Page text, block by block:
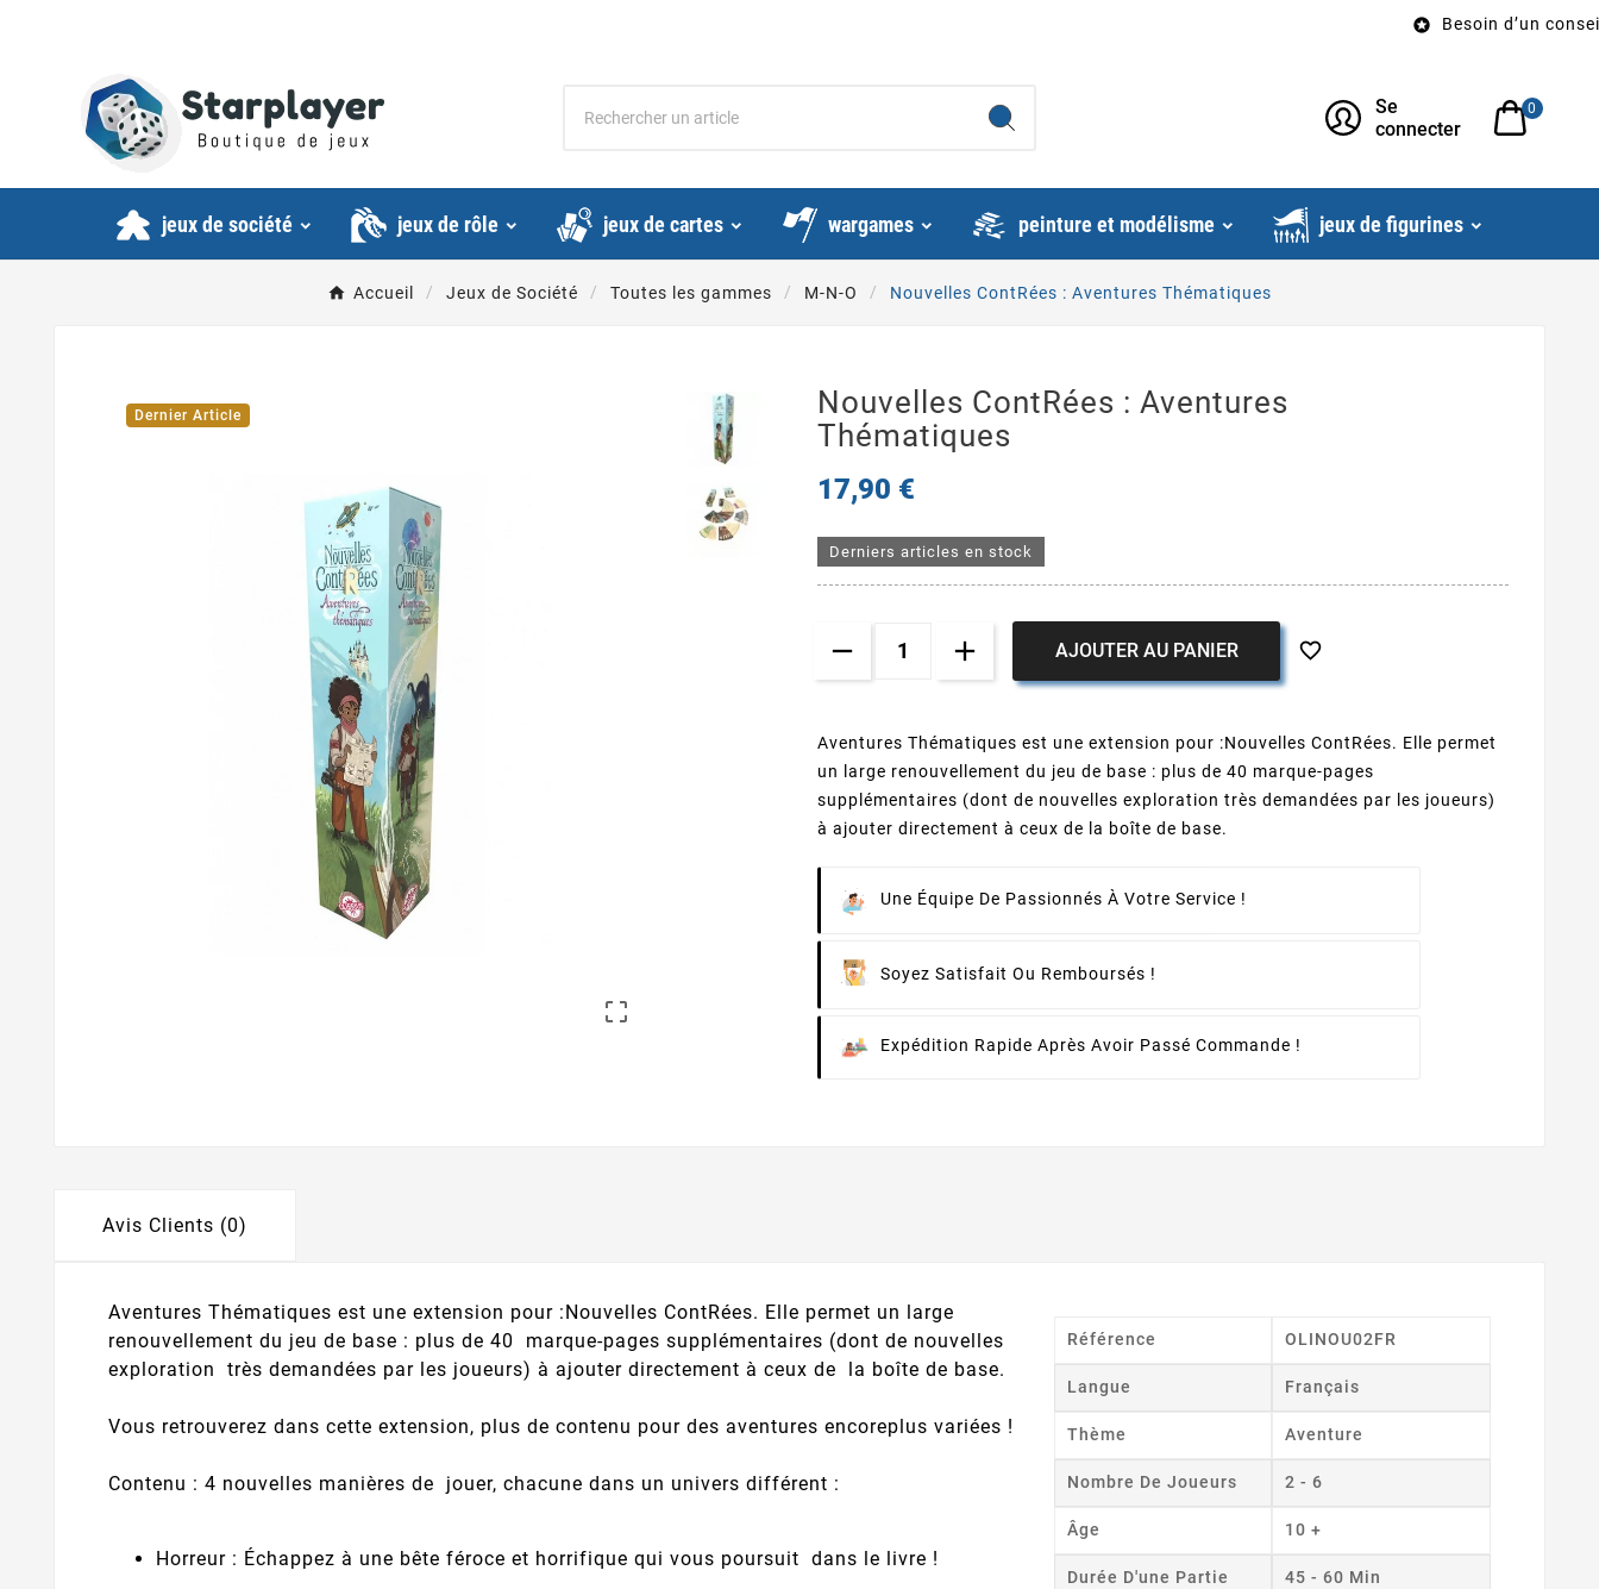
Besoin d’un conseil?
Se
connecter
0
jeux de société jeux de rôle jeux de cartes wargames peinture et modélisme jeux de figurines
Accueil Jeux de Société Toutes les gammes M-N-O Nouvelles ContRées : Aventures Thématiques
Dernier Article

Nouvelles ContRées : Aventures
Thématiques
17,90 €
Derniers articles en stock
AJOUTER AU PANIER 
Aventures Thématiques est une extension pour :Nouvelles ContRées. Elle permet
un large renouvellement du jeu de base : plus de 40 marque-pages
supplémentaires (dont de nouvelles exploration très demandées par les joueurs)
à ajouter directement à ceux de la boîte de base.
Une Équipe De Passionnés À Votre Service !
Soyez Satisfait Ou Remboursés !
Expédition Rapide Après Avoir Passé Commande !
Avis Clients (0)
Aventures Thématiques est une extension pour :Nouvelles ContRées. Elle permet un large
renouvellement du jeu de base : plus de 40 marque-pages supplémentaires (dont de nouvelles
exploration très demandées par les joueurs) à ajouter directement à ceux de la boîte de base.
Vous retrouverez dans cette extension, plus de contenu pour des aventures encoreplus variées !
Contenu : 4 nouvelles manières de jouer, chacune dans un univers différent :
Horreur : Échappez à une bête féroce et horrifique qui vous poursuit dans le livre !
Référence OLINOU02FR
Langue Français
Thème Aventure
Nombre De Joueurs 2 - 6
Âge 10 +
Durée D'une Partie 45 - 60 Min